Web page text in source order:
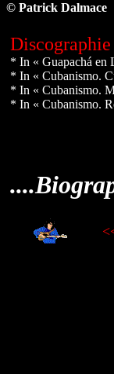
© Patrick Dalmace
* In « Guapachá en
* In « Cubanismo.
* In « Cubanismo.
* In « Cubanismo.